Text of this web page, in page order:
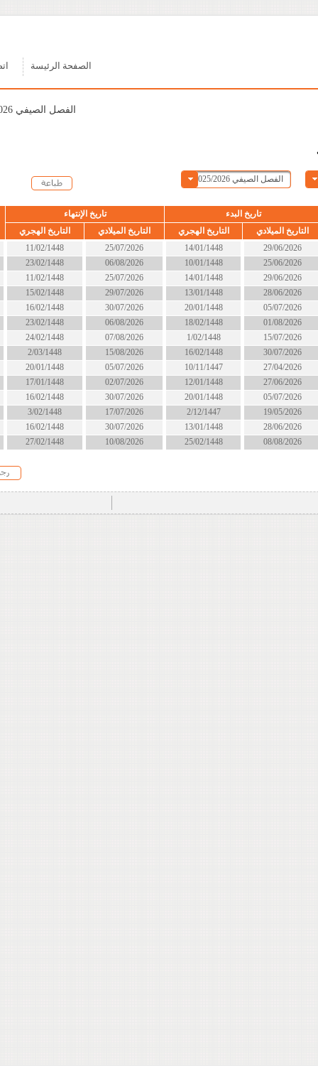
اتصل بنا
الحالة
التاريخ الهجري
التاريخ الميلادي
التاريخ الهجري
14/01/1448
10/01/1448
14/01/1448
13/01/1448
20/01/1448
18/02/1448
1/02/1448
16/02/1448
10/11/1447
12/01/1448
20/01/1448
2/12/1447
13/01/1448
25/02/1448
25/07/2026
06/08/2026
25/07/2026
29/07/2026
30/07/2026
06/08/2026
07/08/2026
15/08/2026
05/07/2026
02/07/2026
30/07/2026
17/07/2026
30/07/2026
10/08/2026
11/02/1448
23/02/1448
11/02/1448
15/02/1448
16/02/1448
23/02/1448
24/02/1448
2/03/1448
20/01/1448
17/01/1448
16/02/1448
3/02/1448
16/02/1448
27/02/1448